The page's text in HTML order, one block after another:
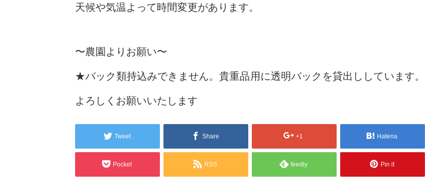
天候や気温よって時間変更があります。
〜農園よりお願い〜
★バック類持込みできません。貴重品用に透明バックを貸出ししています。
よろしくお願いいたします
Tweet Share +1 Hatena
Pocket RSS feedly Pin it